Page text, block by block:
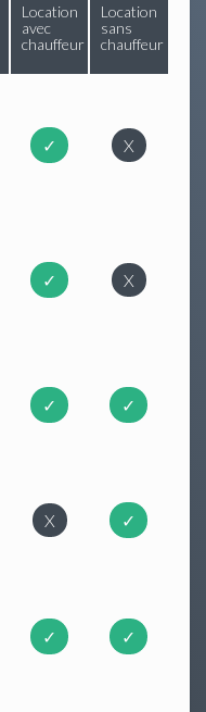
Location
avec
chauffeur
Location
sans
chauffeur
✓ X
✓ X
✓ ✓
X ✓
✓ ✓